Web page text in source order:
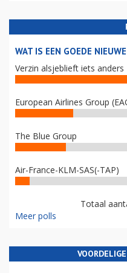
WAT IS EEN GOEDE
Verzin alsjeblieft iets anders
European Airlines Group
The Blue Group
Air-France-KLM-SAS(-TAP)
Totaal
Meer polls